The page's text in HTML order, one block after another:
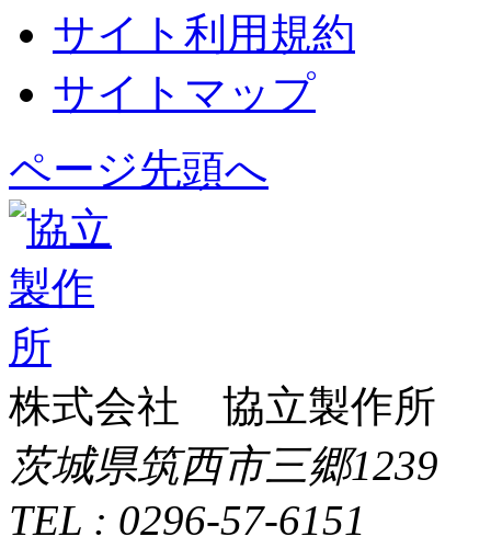
サイト利用規約
サイトマップ
ページ先頭へ
株式会社 協立製作所
茨城県筑西市三郷1239
TEL : 0296-57-6151